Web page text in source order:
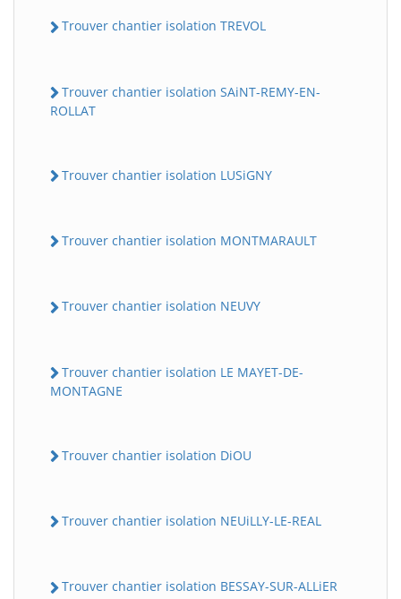
Trouver chantier isolation TREVOL
Trouver chantier isolation SAiNT-REMY-EN-
ROLLAT
Trouver chantier isolation LUSiGNY
Trouver chantier isolation MONTMARAULT
Trouver chantier isolation NEUVY
Trouver chantier isolation LE MAYET-DE-
MONTAGNE
Trouver chantier isolation DiOU
Trouver chantier isolation NEUiLLY-LE-REAL
Trouver chantier isolation BESSAY-SUR-ALLiER